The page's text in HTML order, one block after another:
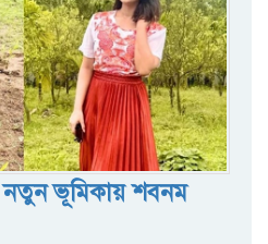
নতুন ভূমিকায় শবনম